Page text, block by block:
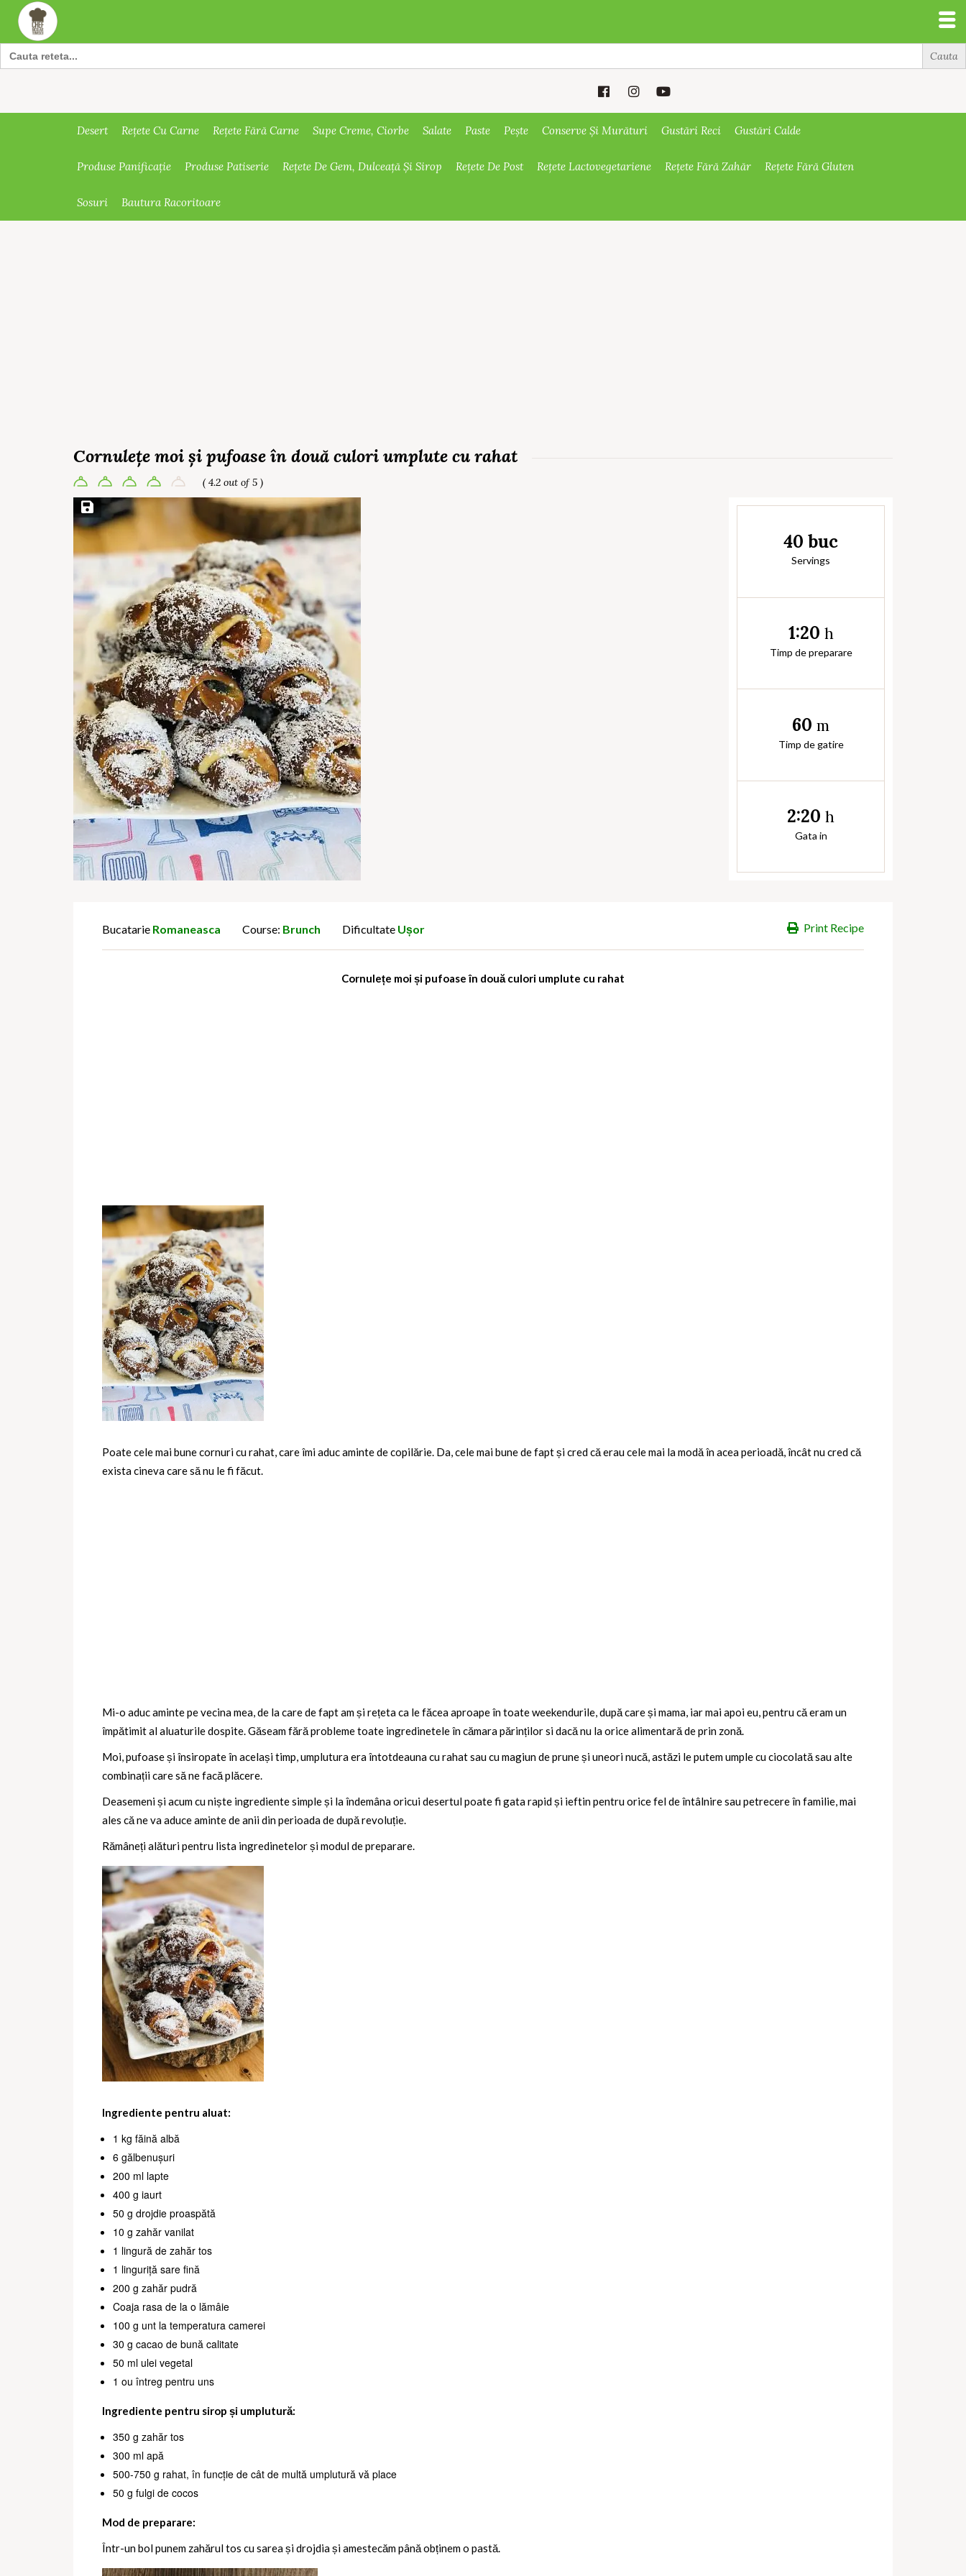
Search
for:
Desert Rețete Cu Carne Rețete Fără Carne Supe Creme, Ciorbe Salate Paste Pește Conserve Și Murături Gustări Reci Gustări Calde
Produse Panificație Produse Patiserie Rețete De Gem, Dulceață Și Sirop Rețete De Post Rețete Lactovegetariene Rețete Fără Zahăr Rețete Fără Gluten
Sosuri Bautura Racoritoare
Cornulețe moi și pufoase în două culori umplute cu rahat
( 4.2 out of 5 )
Save Recipe
40 buc
Servings
1:20 h
Timp de preparare
60 m
Timp de gatire
2:20 h
Gata in
Print Recipe
Bucatarie Romaneasca Course: Brunch Dificultate Ușor
Cornulețe moi și pufoase în două culori umplute cu rahat
Poate cele mai bune cornuri cu rahat, care îmi aduc aminte de copilărie. Da, cele mai bune de fapt și cred că erau cele mai la modă în acea perioadă, încât nu cred că
exista cineva care să nu le fi făcut.
Mi-o aduc aminte pe vecina mea, de la care de fapt am și rețeta ca le făcea aproape în toate weekendurile, după care și mama, iar mai apoi eu, pentru că eram un
împătimit al aluaturile dospite. Găseam fără probleme toate ingredinetele în cămara părinților si dacă nu la orice alimentară de prin zonă.
Moi, pufoase și însiropate în același timp, umplutura era întotdeauna cu rahat sau cu magiun de prune și uneori nucă, astăzi le putem umple cu ciocolată sau alte
combinații care să ne facă plăcere.
Deasemeni și acum cu niște ingrediente simple și la îndemâna oricui desertul poate fi gata rapid și ieftin pentru orice fel de întâlnire sau petrecere în familie, mai
ales că ne va aduce aminte de anii din perioada de după revoluție.
Rămâneți alături pentru lista ingredinetelor și modul de preparare.
Ingrediente pentru aluat:
1 kg făină albă
6 gălbenușuri
200 ml lapte
400 g iaurt
50 g drojdie proaspătă
10 g zahăr vanilat
1 lingură de zahăr tos
1 linguriță sare fină
200 g zahăr pudră
Coaja rasa de la o lămâie
100 g unt la temperatura camerei
30 g cacao de bună calitate
50 ml ulei vegetal
1 ou întreg pentru uns
Ingrediente pentru sirop și umplutură:
350 g zahăr tos
300 ml apă
500-750 g rahat, în funcție de cât de multă umplutură vă place
50 g fulgi de cocos
Mod de preparare:
Într-un bol punem zahărul tos cu sarea și drojdia și amestecăm până obținem o pastă.